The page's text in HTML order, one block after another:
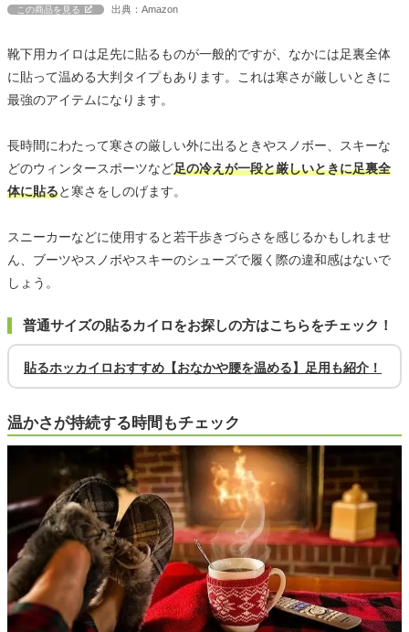
この商品を見る 出典：Amazon
靴下用カイロは足先に貼るものが一般的ですが、なかには足裏全体
に貼って温める大判タイプもあります。これは寒さが厳しいときに
最強のアイテムになります。
長時間にわたって寒さの厳しい外に出るときやスノボー、スキーな
どのウィンタースポーツなど足の冷えが一段と厳しいときに足裏全
体に貼ると寒さをしのげます。
スニーカーなどに使用すると若干歩きづらさを感じるかもしれませ
ん、ブーツやスノボやスキーのシューズで履く際の違和感はないで
しょう。
普通サイズの貼るカイロをお探しの方はこちらをチェック！
貼るホッカイロおすすめ【おなかや腰を温める】足用も紹介！
温かさが持続する時間もチェック